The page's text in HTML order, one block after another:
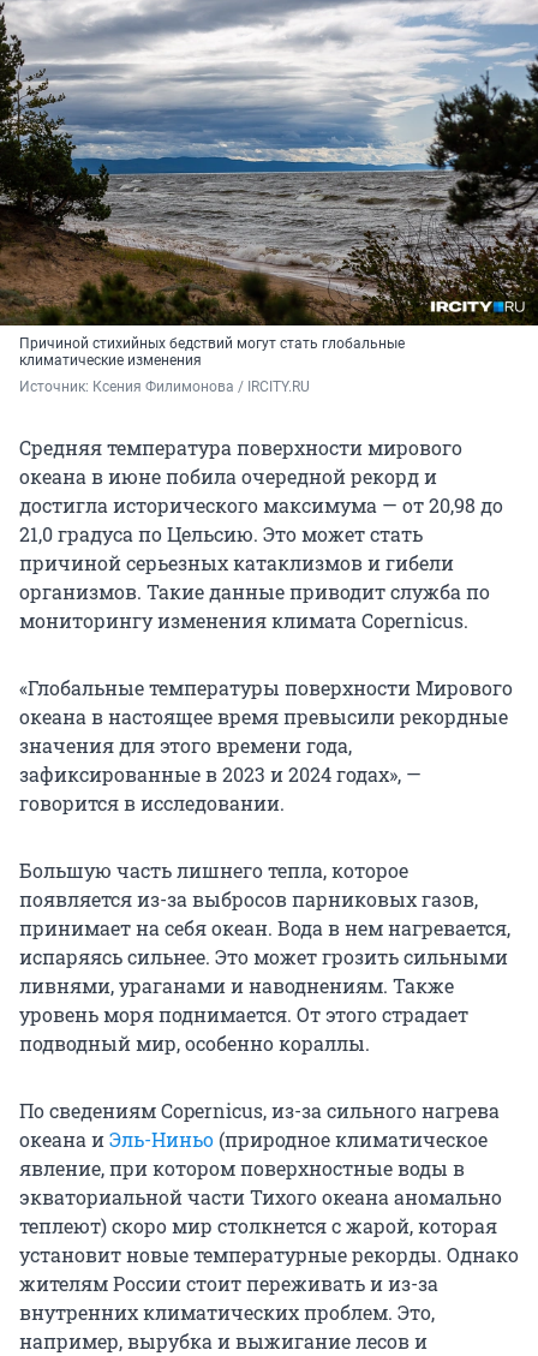
Причиной стихийных бедствий могут стать глобальные
климатические изменения
Источник: Ксения Филимонова / IRCITY.RU
Средняя температура поверхности мирового
океана в июне побила очередной рекорд и
достигла исторического максимума — от 20,98 до
21,0 градуса по Цельсию. Это может стать
причиной серьезных катаклизмов и гибели
организмов. Такие данные приводит служба по
мониторингу изменения климата Copernicus.
«Глобальные температуры поверхности Мирового
океана в настоящее время превысили рекордные
значения для этого времени года,
зафиксированные в 2023 и 2024 годах», —
говорится в исследовании.
Большую часть лишнего тепла, которое
появляется из-за выбросов парниковых газов,
принимает на себя океан. Вода в нем нагревается,
испаряясь сильнее. Это может грозить сильными
ливнями, ураганами и наводнениям. Также
уровень моря поднимается. От этого страдает
подводный мир, особенно кораллы.
По сведениям Copernicus, из-за сильного нагрева
океана иЭль-Ниньо (природное климатическое
явление, при котором поверхностные воды в
экваториальной части Тихого океана аномально
теплеют) скоро мир столкнется с жарой, которая
установит новые температурные рекорды. Однако
жителям России стоит переживать и из-за
внутренних климатических проблем. Это,
например, вырубка и выжигание лесов и